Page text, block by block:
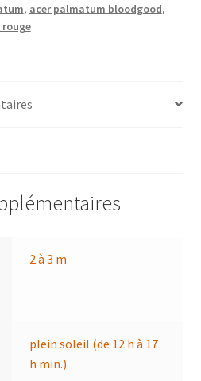
, acer palmatum bloodgood,
2 à 3 m
plein soleil (de 12 h à 17
h min.)